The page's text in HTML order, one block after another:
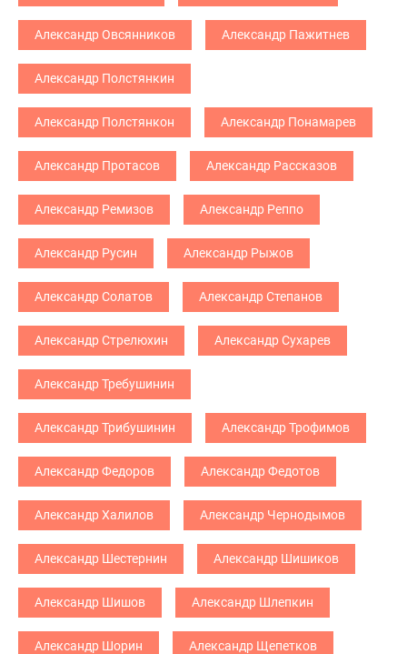
Александр Овсянников Александр Пажитнев
Александр Полстянкин
Александр Полстянкон Александр Понамарев
Александр Протасов Александр Рассказов
Александр Ремизов Александр Реппо
Александр Русин Александр Рыжов
Александр Солатов Александр Степанов
Александр Стрелюхин Александр Сухарев
Александр Требушинин
Александр Трибушинин Александр Трофимов
Александр Федоров Александр Федотов
Александр Халилов Александр Чернодымов
Александр Шестернин Александр Шишиков
Александр Шишов Александр Шлепкин
Александр Шорин Александр Щепетков